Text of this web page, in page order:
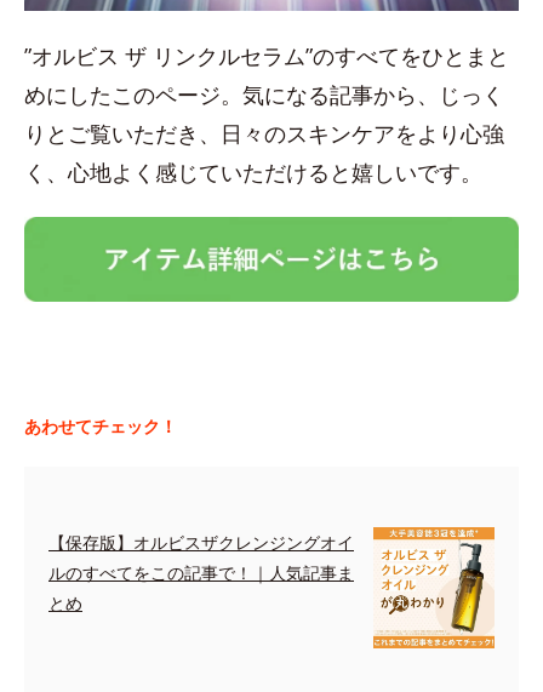
”オルビス ザ リンクルセラム”のすべてをひとまと
めにしたこのページ。気になる記事から、じっく
りとご覧いただき、日々のスキンケアをより心強
く、心地よく感じていただけると嬉しいです。
あわせてチェック！
【保存版】オルビスザクレンジングオイ
ルのすべてをこの記事で！｜人気記事ま
とめ